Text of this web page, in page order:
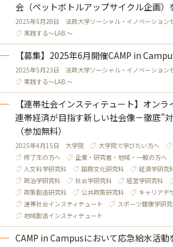
会（ペットボトルアップサイクル企画）
2025年5月28日
法政大学ソーシャル・イノベーション
実践する～LAB.～
【募集】2025年6月開催CAMP in
2025年5月23日
法政大学ソーシャル・イノベーション
実践する～LAB.～
【連帯社会インスティテュート】オン
連帯経済が目指す新しい社会像－徹底”
（参加無料）
2025年4月15日 大学院 大学院で学びたい方へ
修了生の方へ
企業・研究者・地域・一般の方へ
人文科学研究科
国際文化研究科 経済学研究
政治学研究科
社会学研究科 経営学研究科
政策創造研究科
公共政策研究科
キャリアデ
連帯社会インスティテュート
スポーツ健康学研
地域創造インスティテュート
CAMP in Campusにおいて応急給水活動